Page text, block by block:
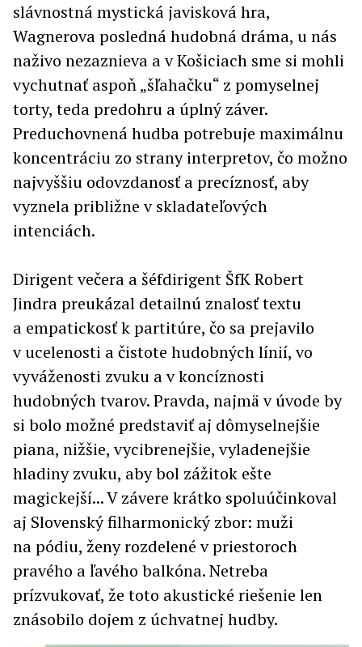
slávnostná mystická javisková hra,
Wagnerova posledná hudobná dráma, u nás
naživo nezaznieva a v Košiciach sme si mohli
vychutnať aspoň „šľahačku“ z pomyselnej
torty, teda predohru a úplný záver.
Preduchovnená hudba potrebuje maximálnu
koncentráciu zo strany interpretov, čo možno
najvyššiu odovzdanosť a precíznosť, aby
vyznela približne v skladateľových
intenciách.
Dirigent večera a šéfdirigent ŠfK Robert
Jindra preukázal detailnú znalosť textu
a empatickosť k partitúre, čo sa prejavilo
v ucelenosti a čistote hudobných línií, vo
vyváženosti zvuku a v koncíznosti
hudobných tvarov. Pravda, najmä v úvode by
si bolo možné predstaviť aj dômyselnejšie
piana, nižšie, vycibrenejšie, vyladenejšie
hladiny zvuku, aby bol zážitok ešte
magickejší... V závere krátko spoluúčinkoval
aj Slovenský filharmonický zbor: muži
na pódiu, ženy rozdelené v priestoroch
pravého a ľavého balkóna. Netreba
prízvukovať, že toto akustické riešenie len
znásobilo dojem z úchvatnej hudby.